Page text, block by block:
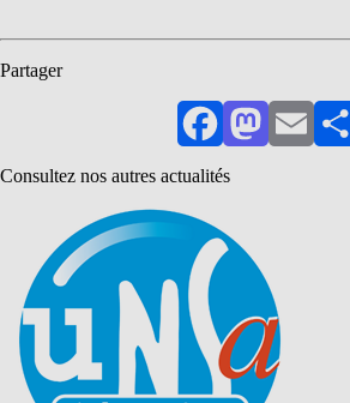
Partager
FacebookMastodon
Email
Consultez nos autres actualités